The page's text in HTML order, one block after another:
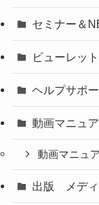
セミナー＆
ビューレッ
ヘルプサポ
動画マニュ
動画マニュ
出版 メディ